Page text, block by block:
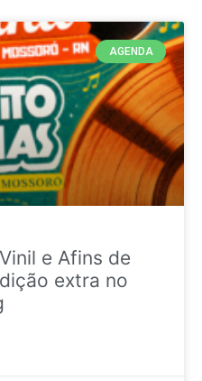
AGENDA
e Afins de
extra no